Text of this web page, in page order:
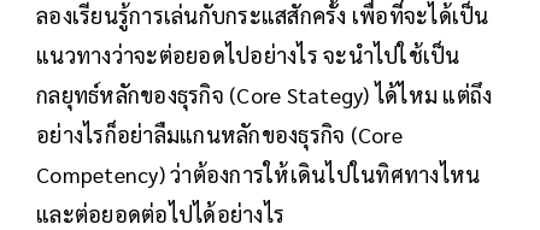
ลองเรียนรู้การเล่นกับกระแสสักครั้ง เพื่อที่จะได้เป็น
แนวทางว่าจะต่อยอดไปอย่างไร จะนำไปใช้เป็น
กลยุทธ์หลักของธุรกิจ (Core Stategy) ได้ไหม แต่ถึง
อย่างไรก็อย่าลืมแกนหลักของธุรกิจ (Core
Competency) ว่าต้องการให้เดินไปในทิศทางไหน
และต่อยอดต่อไปได้อย่างไร